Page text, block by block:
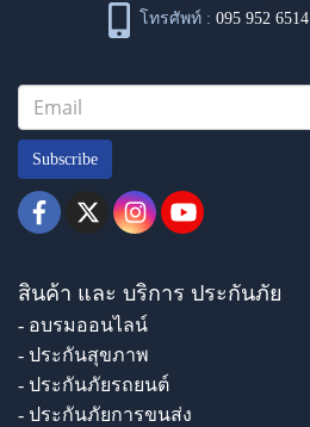
โทรศัพท์ : 095 952 6514
Subscribe
สินค้า และ บริการ ประกันภัย
- อบรมออนไลน์
- ประกันสุขภาพ
- ประกันภัยรถยนต์
- ประกันภัยการขนส่ง